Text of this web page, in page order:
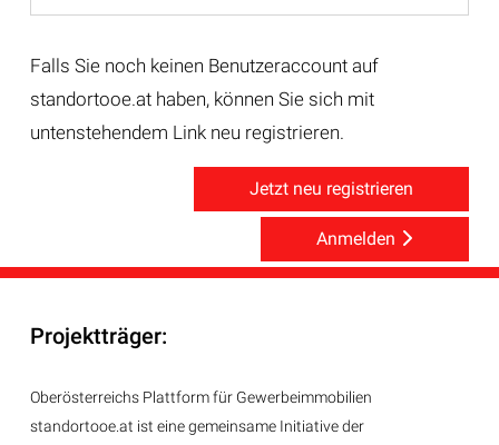
Falls Sie noch keinen Benutzeraccount auf
standortooe.at haben, können Sie sich mit
untenstehendem Link neu registrieren.
Jetzt neu registrieren
Anmelden
Projektträger:
Oberösterreichs Plattform für Gewerbeimmobilien
standortooe.at ist eine gemeinsame Initiative der